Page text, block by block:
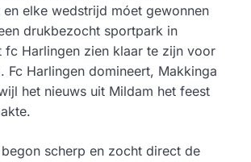
elke wedstrijd móet gewonnen
drukbezocht sportpark in
fc Harlingen zien klaar te zijn voor
Fc Harlingen domineert, Makkinga
het nieuws uit Mildam het feest
scherp en zocht direct de